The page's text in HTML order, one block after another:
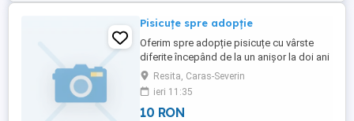
Pisicuțe spre adopție
Oferim spre adopție pisicuțe cu vârste
diferite începând de la un anișor la doi ani
jumate, pisicutele sunt sterilizate,
deparazitate, au carnet de sănătate și sunt
înregistrate la cabinetul veterinar de care
aparțin. Cine dorește cu adevărat să
Resita, Caras-Severin
ieri 11:35
10 RON